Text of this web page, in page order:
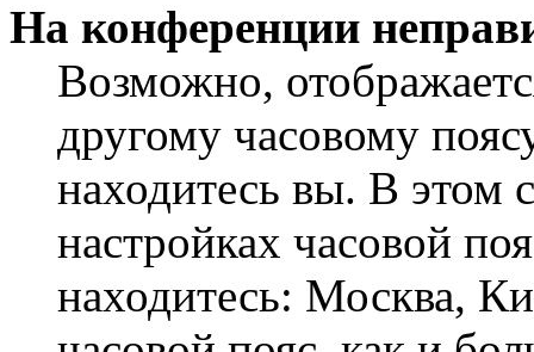
На конференции
Возможно,
другому часовому
находитесь вы. В этом
настройках часовой
находитесь: Москва,